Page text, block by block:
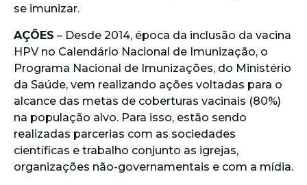
se imunizar.
AÇÕES – Desde 2014, época da inclusão da vacina
HPV no Calendário Nacional de Imunização, o
Programa Nacional de Imunizações, do Ministério
da Saúde, vem realizando ações voltadas para o
alcance das metas de coberturas vacinais (80%)
na população alvo. Para isso, estão sendo
realizadas parcerias com as sociedades
científicas e trabalho conjunto as igrejas,
organizações não-governamentais e com a mídia.